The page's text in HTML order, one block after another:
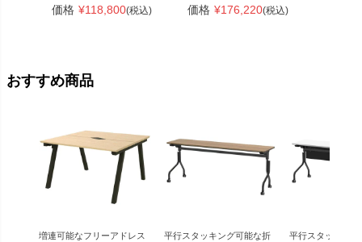
価格 ¥118,800(税込)
価格 ¥176,220(税込)
おすすめ商品
増連可能なフリーアドレス
平行スタッキング可能な折
平行スタッキン